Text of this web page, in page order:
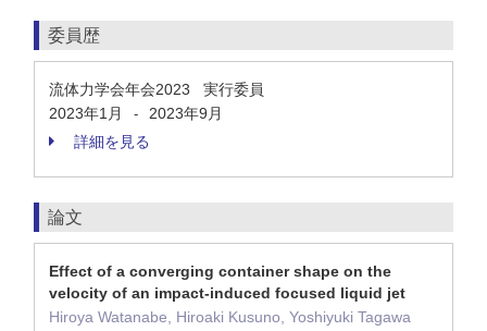
委員歴
流体力学会年会2023 実行委員
2023年1月
-
2023年9月
詳細を見る
論文
Effect of a converging container shape on the
velocity of an impact-induced focused liquid jet
Hiroya Watanabe, Hiroaki Kusuno, Yoshiyuki Tagawa